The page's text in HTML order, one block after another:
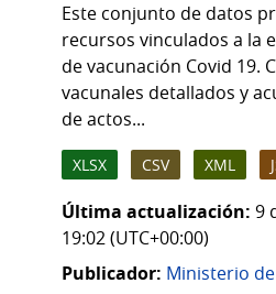
Este conjunto de datos
recursos vinculados a la
de vacunación Covid 19.
vacunales detallados y
de actos...
XLSX CSV XML
Última actualización: 9
19:02 (UTC+00:00)
Publicador: Ministerio